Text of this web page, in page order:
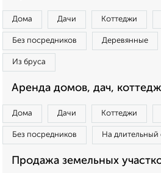
Дома Дачи Коттеджи
Без посредников Деревянные
Из бруса
Аренда домов, дач,
Дома Дачи Коттеджи
Без посредников На длительный
Продажа земельных